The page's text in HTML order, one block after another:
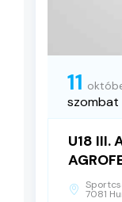
11
szombat
U18 III.
7081